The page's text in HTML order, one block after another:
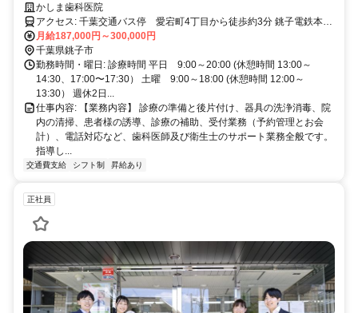
かしま歯科医院
アクセス: 千葉交通バス停 愛宕町4丁目から徒歩約3分 銚子電鉄本銚
子駅から12分程度
月給187,000円～300,000円
千葉県銚子市
勤務時間・曜日: 診療時間 平日 9:00～20:00 (休憩時間 13:00～
14:30、17:00〜17:30） 土曜 9:00～18:00 (休憩時間 12:00～
13:30） 週休2日...
仕事内容: 【業務内容】 診療の準備と後片付け、器具の洗浄消毒、院
内の清掃、患者様の誘導、診療の補助、受付業務（予約管理とお会
計）、電話対応など、歯科医師及び衛生士のサポート業務全般です。
指導し...
交通費支給 シフト制 昇給あり
正社員